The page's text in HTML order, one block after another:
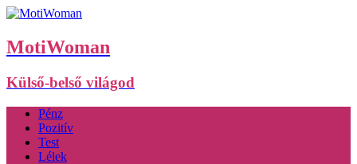
MotiWoman
Külső-belső világod
Pénz
Pozitív
Test
Lélek